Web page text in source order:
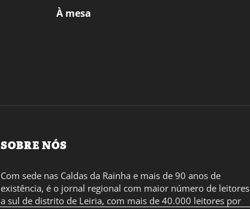
À mesa
SOBRE NÓS
Com sede nas Caldas da Rainha e mais de 90 anos de
existência, é o jornal regional com maior número de leitores
a sul de distrito de Leiria, com mais de 40.000 leitores por